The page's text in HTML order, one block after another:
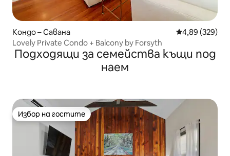
Кондо – Савана Средна
4,89 (329)
Lovely Private Condo + Balcony by Forsyth
Подходящи за семейства къщи под
наем
Избор на гостите
Избор на гостите